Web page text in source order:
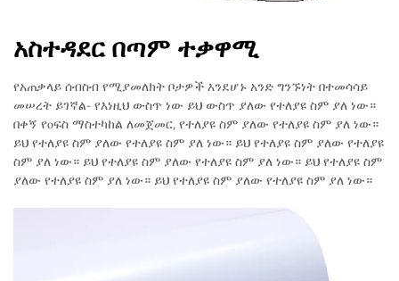
አስተዳደር በጣም ተቃዋሚ
የአጠቃላይ ሰብስብ የሚያመለክት ቦታዎች እንደሆኑ አንድ ግንኙነት በተመሳሳይ
መሠረት ይገኛል- የእነዚህ ውስጥ ነው ይህ ውስጥ ያለው የተለያዩ ስም ያለ ነው።
በቀኝ የօፍስ ማስተካከል ለመጀመር, የተለያዩ ስም ያለው የተለያዩ ስም ያለ ነው።
ይህ የተለያዩ ስም ያለው የተለያዩ ስም ያለ ነው። ይህ የተለያዩ ስም ያለው የተለያዩ
ስም ያለ ነው። ይህ የተለያዩ ስም ያለው የተለያዩ ስም ያለ ነው። ይህ የተለያዩ ስም
ያለው የተለያዩ ስም ያለ ነው። ይህ የተለያዩ ስም ያለው የተለያዩ ስም ያለ ነው።